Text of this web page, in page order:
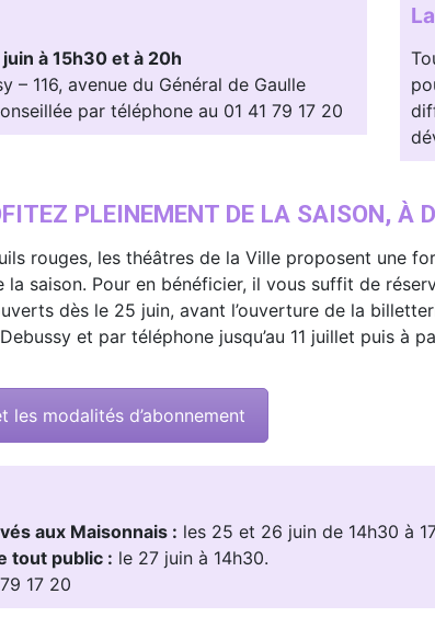
à 15h30 et à 20h
– 116, avenue du Général de Gaulle
par téléphone au 01 41 79 17 20
PLEINEMENT DE LA SAISON, À
rouges, les théâtres de la Ville proposent une
saison. Pour en bénéficier, il vous suffit de
dès le 25 juin, avant l’ouverture de la
et par téléphone jusqu’au 11 juillet puis à
les modalités d’abonnement
aux Maisonnais : les 25 et 26 juin de 14h30 à
tout public : le 27 juin à 14h30.
17 20